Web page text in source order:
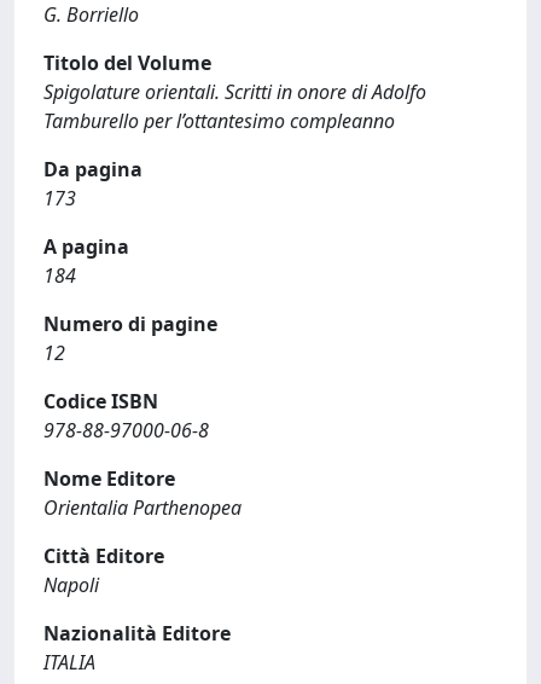
G. Borriello
Titolo del Volume
Spigolature orientali. Scritti in onore di Adolfo
Tamburello per l’ottantesimo compleanno
Da pagina
173
A pagina
184
Numero di pagine
12
Codice ISBN
978-88-97000-06-8
Nome Editore
Orientalia Parthenopea
Città Editore
Napoli
Nazionalità Editore
ITALIA